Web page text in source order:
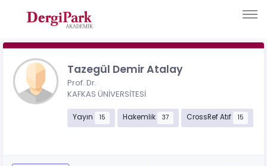
Tazegül Demir Atalay
Prof. Dr.
KAFKAS ÜNİVERSİTESİ
Yayın 15 Hakemlik 37 CrossRef Atıf 15